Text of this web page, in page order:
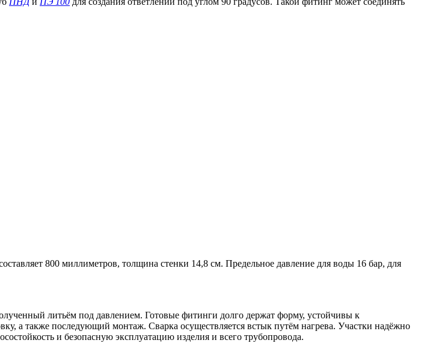
800 миллиметров, толщина стенки 14,8 см. Предельное давление для воды 16 бар, для
литьём под давлением. Готовые фитинги долго держат форму, устойчивы к
а также последующий монтаж. Сварка осуществляется встык путём нагрева. Участки надёжно
и безопасную эксплуатацию изделия и всего трубопровода.